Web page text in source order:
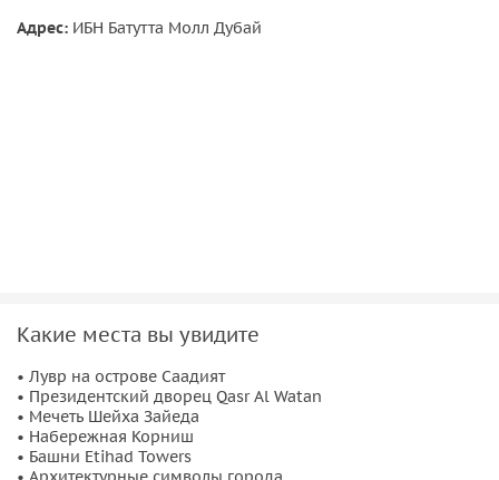
Адрес: ИБН Батутта Молл Дубай
Какие места вы увидите
• Лувр на острове Саадият
• Президентский дворец Qasr Al Watan
• Мечеть Шейха Зайеда
• Набережная Корниш
• Башни Etihad Towers